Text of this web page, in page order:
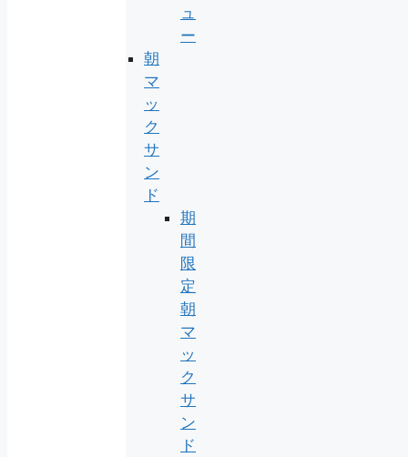
ュ
ー
朝
マ
ッ
ク
サ
ン
ド
期
間
限
定
朝
マ
ッ
ク
サ
ン
ド